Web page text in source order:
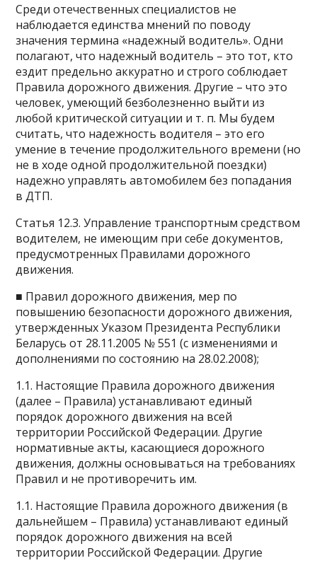
Среди отечественных специалистов не
наблюдается единства мнений по поводу
значения термина «надежный водитель». Одни
полагают, что надежный водитель – это тот, кто
ездит предельно аккуратно и строго соблюдает
Правила дорожного движения. Другие – что это
человек, умеющий безболезненно выйти из
любой критической ситуации и т. п. Мы будем
считать, что надежность водителя – это его
умение в течение продолжительного времени (но
не в ходе одной продолжительной поездки)
надежно управлять автомобилем без попадания
в ДТП.
Статья 12.3. Управление транспортным средством
водителем, не имеющим при себе документов,
предусмотренных Правилами дорожного
движения.
■ Правил дорожного движения, мер по
повышению безопасности дорожного движения,
утвержденных Указом Президента Республики
Беларусь от 28.11.2005 № 551 (с изменениями и
дополнениями по состоянию на 28.02.2008);
1.1. Настоящие Правила дорожного движения
(далее – Правила) устанавливают единый
порядок дорожного движения на всей
территории Российской Федерации. Другие
нормативные акты, касающиеся дорожного
движения, должны основываться на требованиях
Правил и не противоречить им.
1.1. Настоящие Правила дорожного движения (в
дальнейшем – Правила) устанавливают единый
порядок дорожного движения на всей
территории Российской Федерации. Другие